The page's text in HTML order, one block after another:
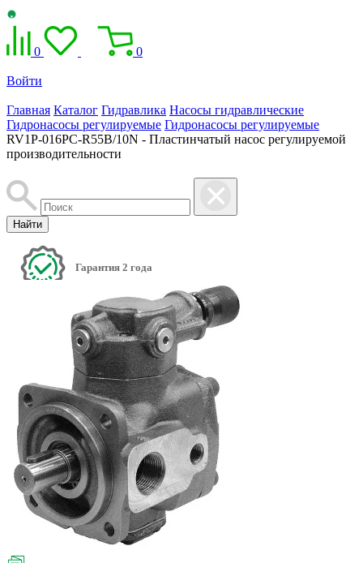
0 0
Войти
Главная Каталог Гидравлика Насосы гидравлические
Гидронасосы регулируемые Гидронасосы регулируемые
RV1P-016PC-R55B/10N - Пластинчатый насос регулируемой
производительности
Найти
Гарантия 2 года